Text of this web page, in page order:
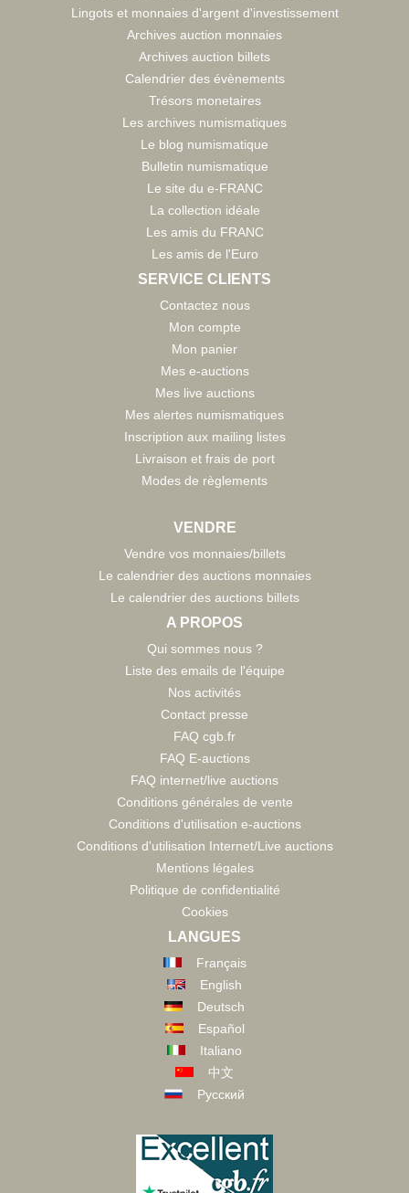
Lingots et monnaies d'argent d'investissement
Archives auction monnaies
Archives auction billets
Calendrier des évènements
Trésors monetaires
Les archives numismatiques
Le blog numismatique
Bulletin numismatique
Le site du e-FRANC
La collection idéale
Les amis du FRANC
Les amis de l'Euro
SERVICE CLIENTS
Contactez nous
Mon compte
Mon panier
Mes e-auctions
Mes live auctions
Mes alertes numismatiques
Inscription aux mailing listes
Livraison et frais de port
Modes de règlements
VENDRE
Vendre vos monnaies/billets
Le calendrier des auctions monnaies
Le calendrier des auctions billets
A PROPOS
Qui sommes nous ?
Liste des emails de l'équipe
Nos activités
Contact presse
FAQ cgb.fr
FAQ E-auctions
FAQ internet/live auctions
Conditions générales de vente
Conditions d'utilisation e-auctions
Conditions d'utilisation Internet/Live auctions
Mentions légales
Politique de confidentialité
Cookies
LANGUES
Français
English
Deutsch
Español
Italiano
中文
Русский